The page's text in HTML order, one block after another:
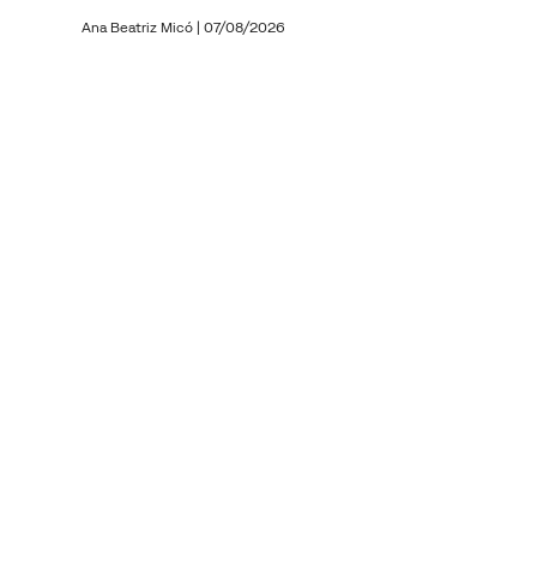
Ana Beatriz Micó | 07/08/2026